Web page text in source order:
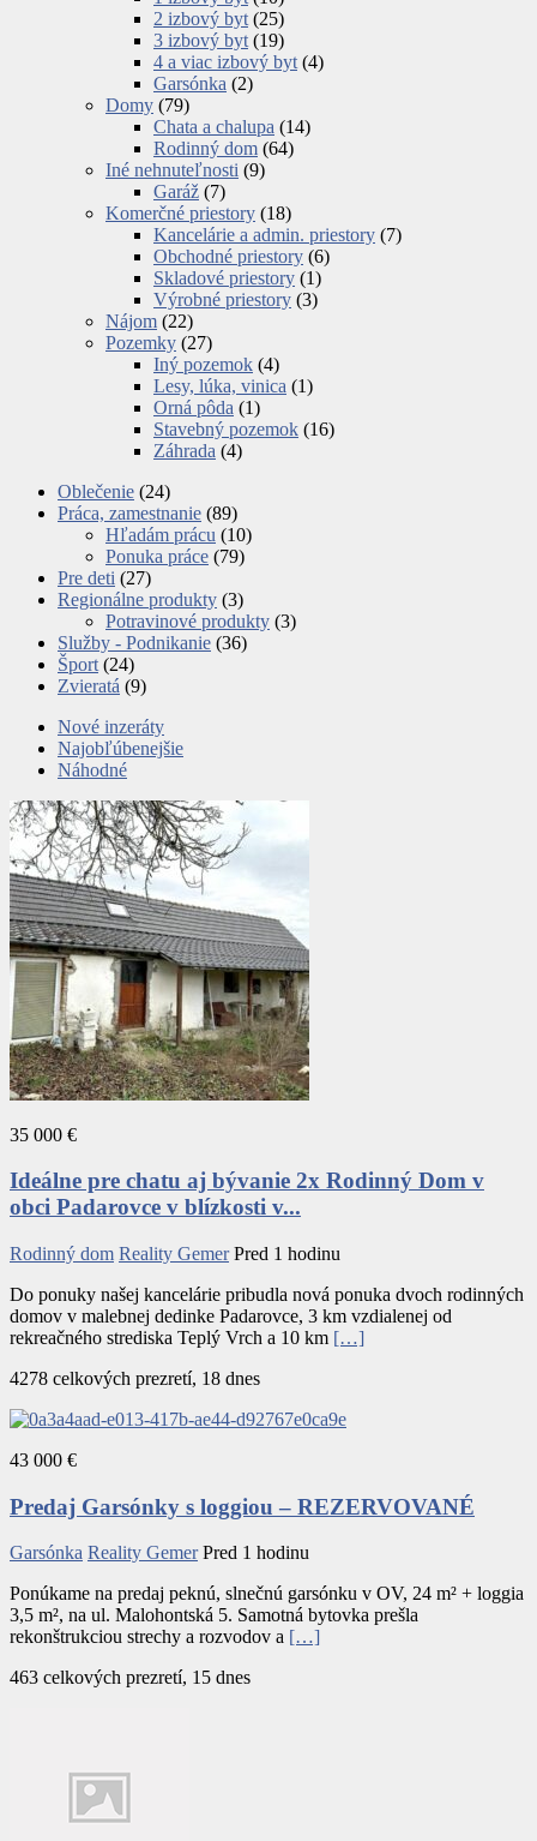
2 izbový byt (25)
3 izbový byt (19)
4 a viac izbový byt (4)
Garsónka (2)
Domy (79)
Chata a chalupa (14)
Rodinný dom (64)
Iné nehnuteľnosti (9)
Garáž (7)
Komerčné priestory (18)
Kancelárie a admin. priestory (7)
Obchodné priestory (6)
Skladové priestory (1)
Výrobné priestory (3)
Nájom (22)
Pozemky (27)
Iný pozemok (4)
Lesy, lúka, vinica (1)
Orná pôda (1)
Stavebný pozemok (16)
Záhrada (4)
Oblečenie (24)
Práca, zamestnanie (89)
Hľadám prácu (10)
Ponuka práce (79)
Pre deti (27)
Regionálne produkty (3)
Potravinové produkty (3)
Služby - Podnikanie (36)
Šport (24)
Zvieratá (9)
Nové inzeráty
Najobľúbenejšie
Náhodné
35 000 €
Ideálne pre chatu aj bývanie 2x Rodinný Dom v
obci Padarovce v blízkosti v...
Rodinný dom Reality Gemer Pred 1 hodinu
Do ponuky našej kancelárie pribudla nová ponuka dvoch rodinných
domov v malebnej dedinke Padarovce, 3 km vzdialenej od
rekreačného strediska Teplý Vrch a 10 km […]
4278 celkových prezretí, 18 dnes
43 000 €
Predaj Garsónky s loggiou – REZERVOVANÉ
Garsónka Reality Gemer Pred 1 hodinu
Ponúkame na predaj peknú, slnečnú garsónku v OV, 24 m² + loggia
3,5 m², na ul. Malohontská 5. Samotná bytovka prešla
rekonštrukciou strechy a rozvodov a […]
463 celkových prezretí, 15 dnes